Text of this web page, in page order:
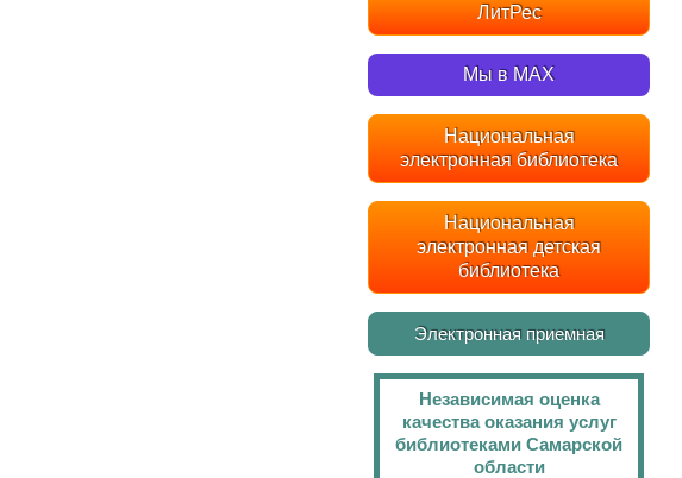
ЛитРес
Мы в MAX
Национальная
электронная библиотека
Национальная
электронная детская
библиотека
Электронная приемная
Независимая оценка
качества оказания услуг
библиотеками Самарской
области